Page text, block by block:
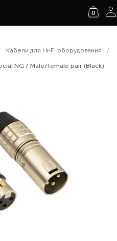
0
Кабели для Hi-Fi оборудования
/
NG / Male/female pair (Black)